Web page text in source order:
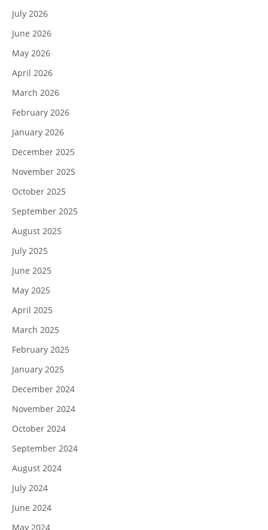
July 2026
June 2026
May 2026
April 2026
March 2026
February 2026
January 2026
December 2025
November 2025
October 2025
September 2025
August 2025
July 2025
June 2025
May 2025
April 2025
March 2025
February 2025
January 2025
December 2024
November 2024
October 2024
September 2024
August 2024
July 2024
June 2024
May 2024